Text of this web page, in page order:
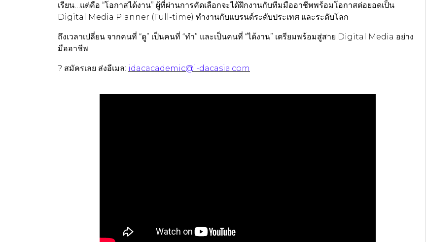
เรียน…แต่คือ “โอกาสได้งาน” ผู้ที่ผ่านการคัดเลือกจะได้ฝึกงานกับทีมมืออาชีพพร้อมโอกาสต่อยอดเป็น
Digital Media Planner (Full-time) ทำงานกับแบรนด์ระดับประเทศ และระดับโลก
ถึงเวลาเปลี่ยน จากคนที่ “ดู” เป็นคนที่ “ทำ” และเป็นคนที่ “ได้งาน” เตรียมพร้อมสู่สาย Digital Media อย่าง
มืออาชีพ
? สมัครเลย ส่งอีเมล: idacacademic@i-dacasia.com